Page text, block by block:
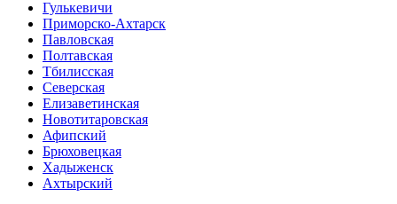
Гулькевичи
Приморско-Ахтарск
Павловская
Полтавская
Тбилисская
Северская
Елизаветинская
Новотитаровская
Афипский
Брюховецкая
Хадыженск
Ахтырский